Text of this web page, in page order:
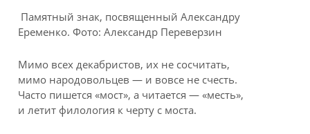
Памятный знак, посвященный Александру
Еременко. Фото: Александр Переверзин
Мимо всех декабристов, их не сосчитать,
мимо народовольцев — и вовсе не счесть.
Часто пишется «мост», а читается — «месть»,
и летит филология к черту с моста.